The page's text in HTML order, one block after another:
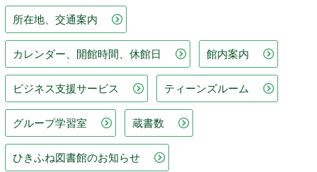
所在地、交通案内
カレンダー、開館時間、休館日 館内案内
ビジネス支援サービス ティーンズルーム
グループ学習室 蔵書数
ひきふね図書館のお知らせ